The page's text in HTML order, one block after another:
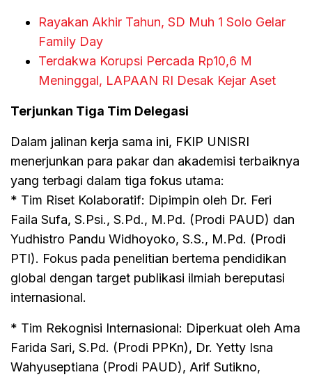
Rayakan Akhir Tahun, SD Muh 1 Solo Gelar
Family Day
Terdakwa Korupsi Percada Rp10,6 M
Meninggal, LAPAAN RI Desak Kejar Aset
Terjunkan Tiga Tim Delegasi
Dalam jalinan kerja sama ini, FKIP UNISRI
menerjunkan para pakar dan akademisi terbaiknya
yang terbagi dalam tiga fokus utama:
* Tim Riset Kolaboratif: Dipimpin oleh Dr. Feri
Faila Sufa, S.Psi., S.Pd., M.Pd. (Prodi PAUD) dan
Yudhistro Pandu Widhoyoko, S.S., M.Pd. (Prodi
PTI). Fokus pada penelitian bertema pendidikan
global dengan target publikasi ilmiah bereputasi
internasional.
* Tim Rekognisi Internasional: Diperkuat oleh Ama
Farida Sari, S.Pd. (Prodi PPKn), Dr. Yetty Isna
Wahyuseptiana (Prodi PAUD), Arif Sutikno,